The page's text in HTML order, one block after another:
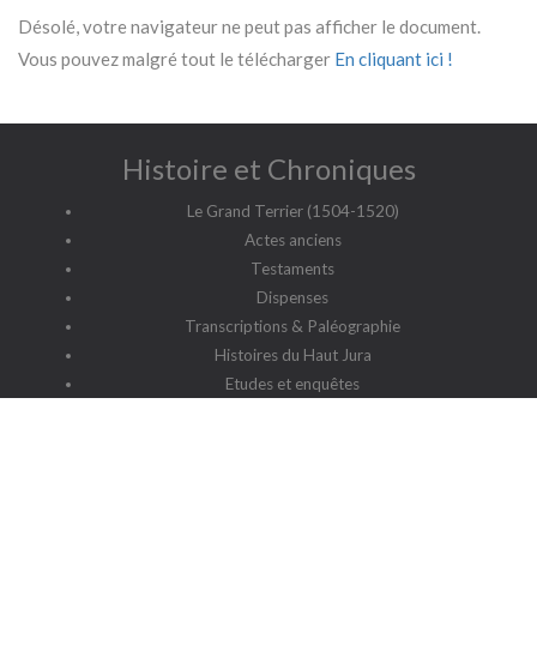
Désolé, votre navigateur ne peut pas afficher le document.
Vous pouvez malgré tout le télécharger En cliquant ici !
Histoire et Chroniques
Le Grand Terrier (1504-1520)
Actes anciens
Testaments
Dispenses
Transcriptions & Paléographie
Histoires du Haut Jura
Etudes et enquêtes